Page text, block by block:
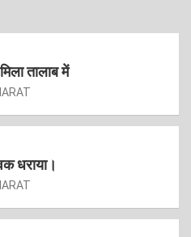
तालाब में
धराया।